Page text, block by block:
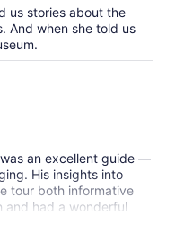
us stories about the
And when she told us
an excellent guide —
His insights into
tour both informative
and had a wonderful